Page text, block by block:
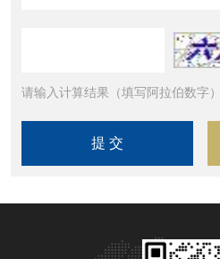
请输入计算结果（填写阿拉伯数字